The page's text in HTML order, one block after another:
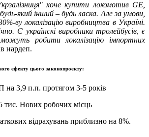
хоче купити локомотив GE,
який інший – будь ласка. Але за умови,
ву локалізацію виробництва в Україні.
Є українскі виробники тролейбусів, є
робити локалізацію імпортних
нардеп.
ефекту цього законопроекту:
на 3,9 п.п. протягом 3-5 років
тис. Нових робочих місць
відрахувань приблизно на 8%.